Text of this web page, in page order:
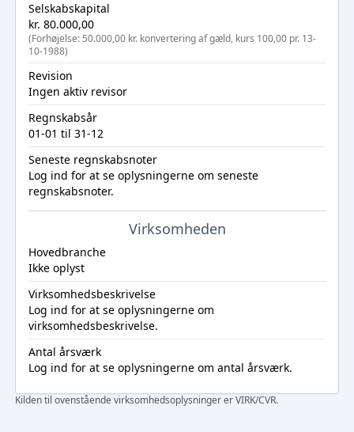
Selskabskapital
kr. 80.000,00
(Forhøjelse: 50.000,00 kr. konvertering af gæld, kurs 100,00 pr. 13-
10-1988)
Revision
Ingen aktiv revisor
Regnskabsår
01-01 til 31-12
Seneste regnskabsnoter
Log ind for at se oplysningerne om seneste
regnskabsnoter.
Virksomheden
Hovedbranche
Ikke oplyst
Virksomhedsbeskrivelse
Log ind for at se oplysningerne om
virksomhedsbeskrivelse.
Antal årsværk
Log ind for at se oplysningerne om antal årsværk.
Kilden til ovenstående virksomhedsoplysninger er VIRK/CVR.